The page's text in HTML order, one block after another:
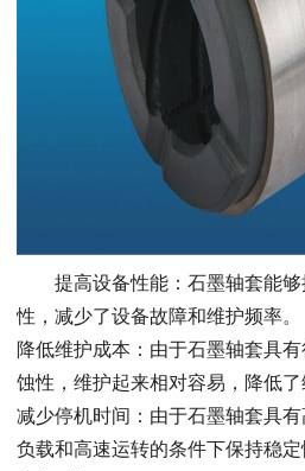
提高设备性能：石墨轴套能
性，减少了设备故障和维护频率。
降低维护成本：由于石墨轴套具
蚀性，维护起来相对容易，降低了
减少停机时间：由于石墨轴套具
负载和高速运转的条件下保持稳